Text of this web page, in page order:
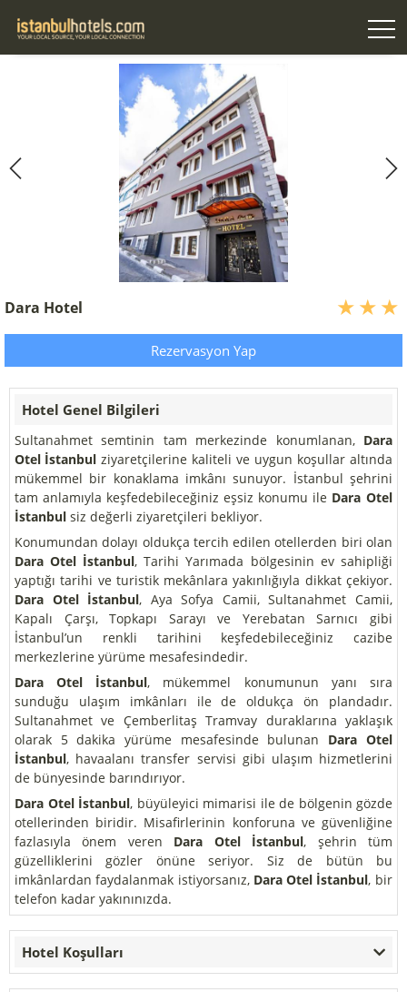
Dara Hotel
Rezervasyon Yap
Hotel Genel Bilgileri
Sultanahmet semtinin tam merkezinde konumlanan, Dara
Otel İstanbul ziyaretçilerine kaliteli ve uygun koşullar altında
mükemmel bir konaklama imkânı sunuyor. İstanbul şehrini
tam anlamıyla keşfedebileceğiniz eşsiz konumu ile Dara Otel
İstanbul siz değerli ziyaretçileri bekliyor.
Konumundan dolayı oldukça tercih edilen otellerden biri olan
Dara Otel İstanbul, Tarihi Yarımada bölgesinin ev sahipliği
yaptığı tarihi ve turistik mekânlara yakınlığıyla dikkat çekiyor.
Dara Otel İstanbul, Aya Sofya Camii, Sultanahmet Camii,
Kapalı Çarşı, Topkapı Sarayı ve Yerebatan Sarnıcı gibi
İstanbul’un renkli tarihini keşfedebileceğiniz cazibe
merkezlerine yürüme mesafesindedir.
Dara Otel İstanbul, mükemmel konumunun yanı sıra
sunduğu ulaşım imkânları ile de oldukça ön plandadır.
Sultanahmet ve Çemberlitaş Tramvay duraklarına yaklaşık
olarak 5 dakika yürüme mesafesinde bulunan Dara Otel
İstanbul, havaalanı transfer servisi gibi ulaşım hizmetlerini
de bünyesinde barındırıyor.
Dara Otel İstanbul, büyüleyici mimarisi ile de bölgenin gözde
otellerinden biridir. Misafirlerinin konforuna ve güvenliğine
fazlasıyla önem veren Dara Otel İstanbul, şehrin tüm
güzelliklerini gözler önüne seriyor. Siz de bütün bu
imkânlardan faydalanmak istiyorsanız, Dara Otel İstanbul, bir
telefon kadar yakınınızda.
Hotel Koşulları